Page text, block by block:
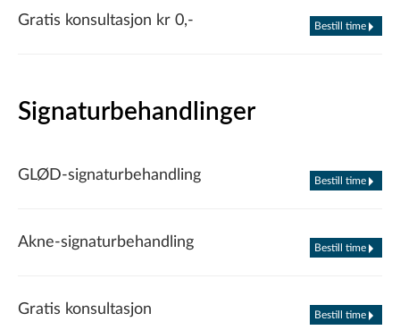
Gratis konsultasjon kr 0,- Bestill time
Signaturbehandlinger
GLØD-signaturbehandling Bestill time
Akne-signaturbehandling Bestill time
Gratis konsultasjon Bestill time